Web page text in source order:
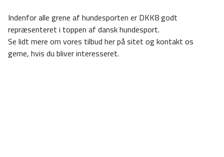
Indenfor alle grene af hundesporten er DKK8 godt
repræsenteret i toppen af dansk hundesport.
Se lidt mere om vores tilbud her på sitet og kontakt os
gerne, hvis du bliver interesseret.